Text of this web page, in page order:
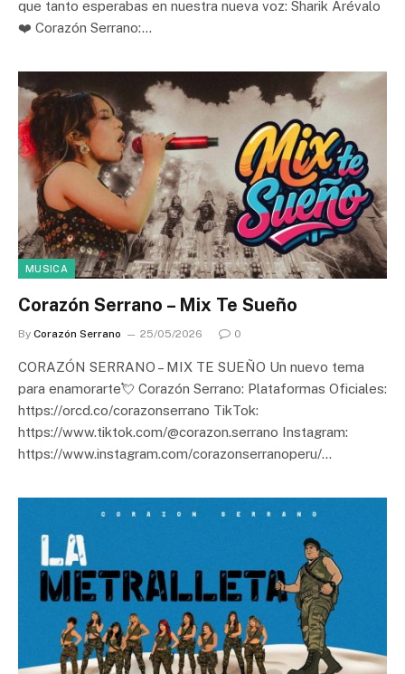
que tanto esperabas en nuestra nueva voz: Sharik Arévalo
❤️ Corazón Serrano:…
MUSICA
Corazón Serrano – Mix Te Sueño
By Corazón Serrano 25/05/2026 0
CORAZÓN SERRANO – MIX TE SUEÑO Un nuevo tema
para enamorarte💘 Corazón Serrano: Plataformas Oficiales:
https://orcd.co/corazonserrano TikTok:
https://www.tiktok.com/@corazon.serrano Instagram:
https://www.instagram.com/corazonserranoperu/…